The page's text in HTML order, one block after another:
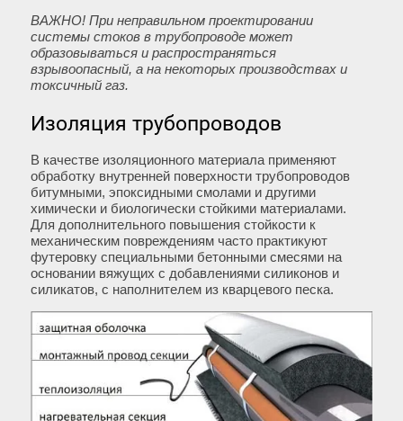
ВАЖНО! При неправильном проектировании
системы стоков в трубопроводе может
образовываться и распространяться
взрывоопасный, а на некоторых производствах и
токсичный газ.
Изоляция трубопроводов
В качестве изоляционного материала применяют
обработку внутренней поверхности трубопроводов
битумными, эпоксидными смолами и другими
химически и биологически стойкими материалами.
Для дополнительного повышения стойкости к
механическим повреждениям часто практикуют
футеровку специальными бетонными смесями на
основании вяжущих с добавлениями силиконов и
силикатов, с наполнителем из кварцевого песка.